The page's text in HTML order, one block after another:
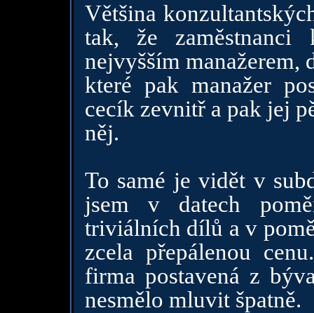
Většina
tak, že
nejvyšším
které pak manažer
cecík zevnitř a pak jej
něj.
To samé je vidět v
jsem v datech
triviálních dílů a v
zcela přepálenou
firma postavená z
nesmělo mluvit špatně.